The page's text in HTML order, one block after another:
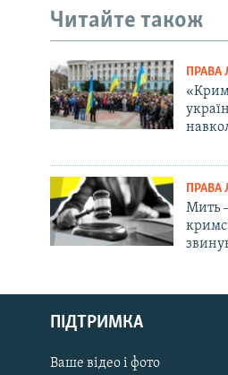
Русский
Qırımtatar
ДОЛУЧАЙСЯ!
Читайте також
«Крим
Мить
ПІДТРИМКА
Ваше відео і фото